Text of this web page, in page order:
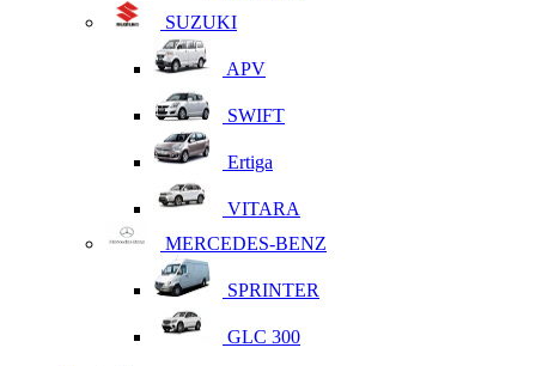
SUZUKI
APV
SWIFT
Ertiga
VITARA
MERCEDES-BENZ
SPRINTER
GLC 300